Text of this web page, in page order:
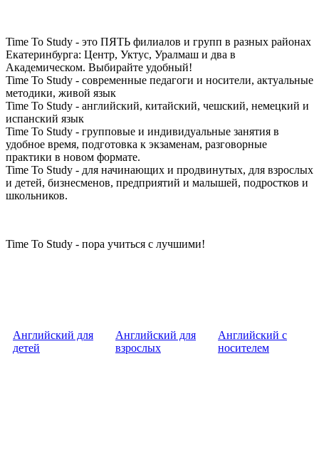
Time To Study - это ПЯТЬ филиалов и групп в разных районах
Екатеринбурга: Центр, Уктус, Уралмаш и два в
Академическом. Выбирайте удобный!
Time To Study - современные педагоги и носители, актуальные
методики, живой язык
Time To Study - английский, китайский, чешский, немецкий и
испанский язык
Time To Study - групповые и индивидуальные занятия в
удобное время, подготовка к экзаменам, разговорные
практики в новом формате.
Time To Study - для начинающих и продвинутых, для взрослых
и детей, бизнесменов, предприятий и малышей, подростков и
школьников.
Time To Study - пора учиться с лучшими!
Английский для
детей
Английский для
взрослых
Английский с
носителем